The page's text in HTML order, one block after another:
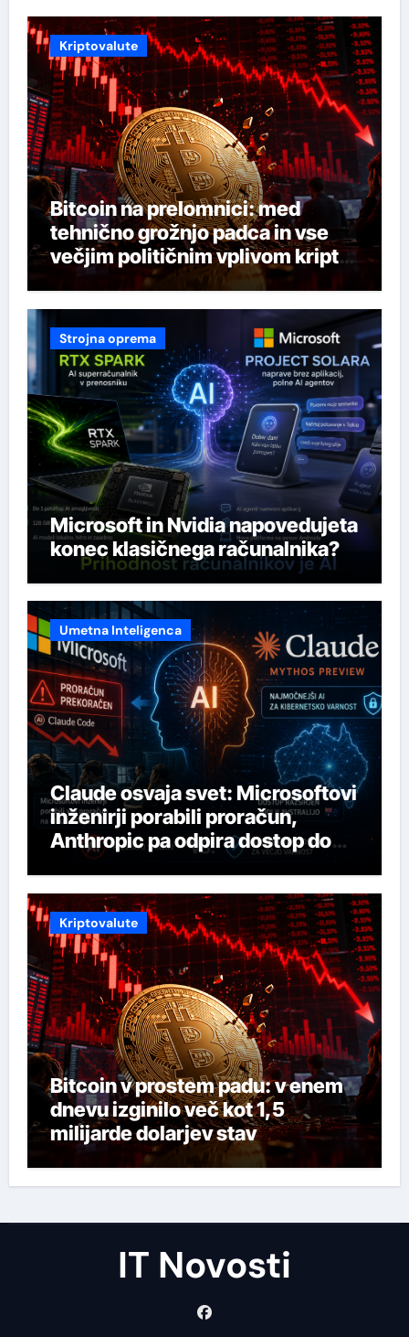
Kriptovalute
Bitcoin na prelomnici: med
tehnično grožnjo padca in vse
večjim političnim vplivom kripto
industrije
Strojna oprema
Microsoft in Nvidia napovedujeta
konec klasičnega računalnika?
Umetna Inteligenca
Claude osvaja svet: Microsoftovi
inženirji porabili proračun,
Anthropic pa odpira dostop do
svojega najmočnejšega AI-ja
Kriptovalute
Bitcoin v prostem padu: v enem
dnevu izginilo več kot 1,5
milijarde dolarjev stav
IT Novosti